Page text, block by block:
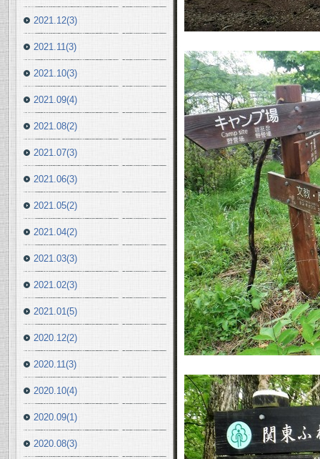
2021.12(3)
2021.11(3)
2021.10(3)
2021.09(4)
2021.08(2)
2021.07(3)
2021.06(3)
2021.05(2)
2021.04(2)
2021.03(3)
2021.02(3)
2021.01(5)
2020.12(2)
2020.11(3)
2020.10(4)
2020.09(1)
2020.08(3)